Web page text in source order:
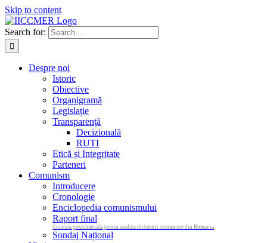
Skip to content
Search for:
Despre noi
Istoric
Obiective
Organigramă
Legislație
Transparenţă
Decizională
RUTI
Etică și Integritate
Parteneri
Comunism
Introducere
Cronologie
Enciclopedia comunismului
Raport final
Comisia prezidentiala pentru analiza dictaturii comuniste din Romania
Sondaj Național